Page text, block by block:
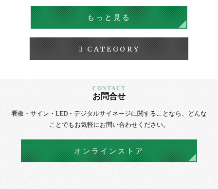
もっと見る
CATEGORY
お問合せ
看板・サイン・LED・デジタルサイネージに関することなら、
どんな
ことでもお気軽にお問い合わせください。
オンラインストア